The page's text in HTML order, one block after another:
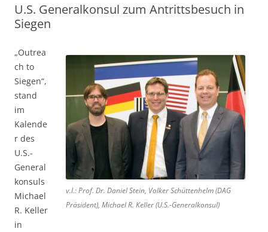
U.S. Generalkonsul zum Antrittsbesuch in
Siegen
v.l.: Prof. Dr. Daniel Stein, Volker Schüttenhelm (DAG
Präsident), Michael R. Keller (U.S.-Generalkonsul)
„Outrea
ch to
Siegen“,
stand
im
Kalende
r des
U.S.-
General
konsuls
Michael
R. Keller
in